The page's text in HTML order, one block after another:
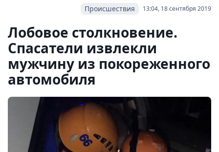
13:04, 18 сентября 2019
Происшествия
Лобовое столкновение.
Спасатели извлекли
мужчину из покореженного
автомобиля